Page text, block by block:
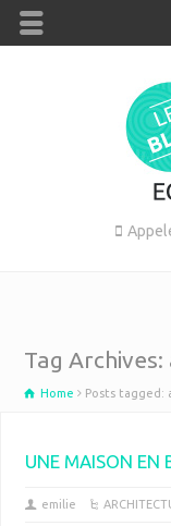
Tag
Home Posts tagged:
UNE MAISON EN
emilie